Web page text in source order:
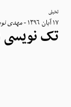
تخیلی
١٧ آبان ١٣٩٦ -مهدی
تک نویسی ۱ - عباس